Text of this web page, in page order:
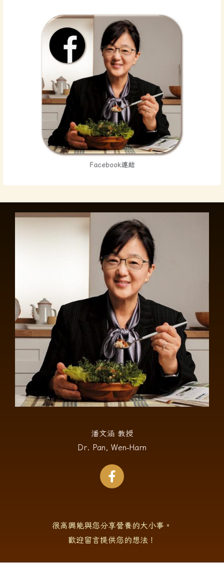
Facebook連結
潘文涵 教授
Dr. Pan, Wen-Harn
很高興能與您分享營養的大小事。
歡迎留言提供您的想法！